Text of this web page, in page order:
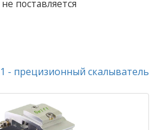
поставляется
- прецизионный скалыватель